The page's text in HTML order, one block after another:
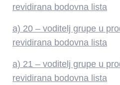
revidirana bodovna lista
a) 20 – voditelj grupe u
revidirana bodovna lista
a) 21 – voditelj grupe u
revidirana bodovna lista